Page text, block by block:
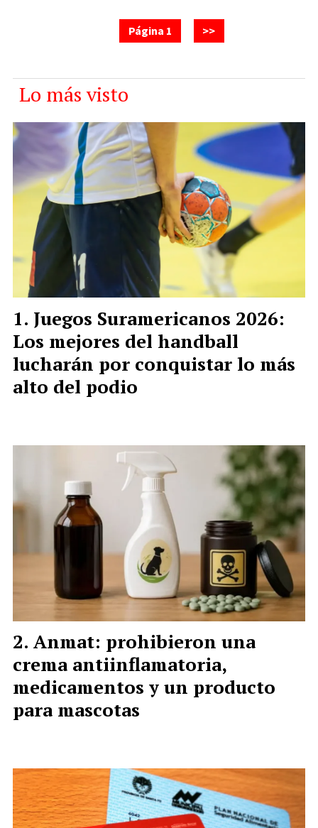
Página 1 >>
Lo más visto
Juegos Suramericanos 2026:
Los mejores del handball
lucharán por conquistar lo más
alto del podio
Anmat: prohibieron una
crema antiinflamatoria,
medicamentos y un producto
para mascotas